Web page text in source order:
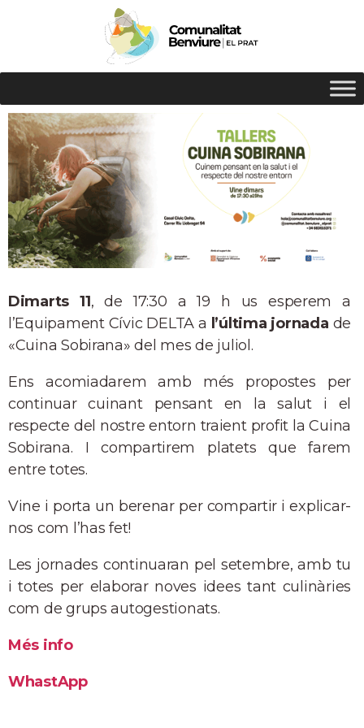
Dimarts 11, de 17:30 a 19 h us esperem a
l’Equipament Cívic DELTA a l’última jornada de
«Cuina Sobirana» del mes de juliol.
Ens acomiadarem amb més propostes per
continuar cuinant pensant en la salut i el
respecte del nostre entorn traient profit la Cuina
Sobirana. I compartirem platets que farem
entre totes.
Vine i porta un berenar per compartir i explicar-
nos com l’has fet!
Les jornades continuaran pel setembre, amb tu
i totes per elaborar noves idees tant culinàries
com de grups autogestionats.
Més info
WhastApp